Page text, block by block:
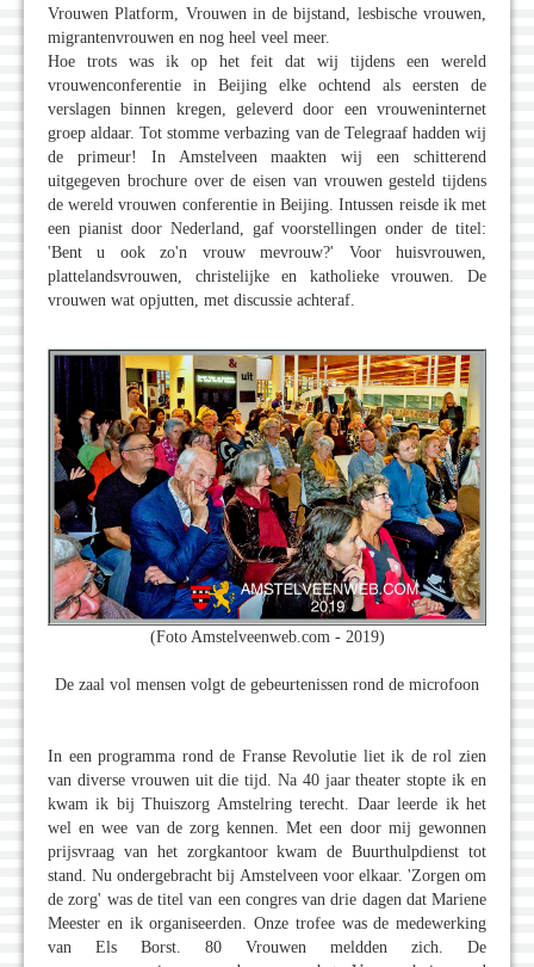
Vrouwen Platform, Vrouwen in de bijstand, lesbische vrouwen,
migrantenvrouwen en nog heel veel meer.
Hoe trots was ik op het feit dat wij tijdens een wereld
vrouwenconferentie in Beijing elke ochtend als eersten de
verslagen binnen kregen, geleverd door een vrouweninternet
groep aldaar. Tot stomme verbazing van de Telegraaf hadden wij
de primeur! In Amstelveen maakten wij een schitterend
uitgegeven brochure over de eisen van vrouwen gesteld tijdens
de wereld vrouwen conferentie in Beijing. Intussen reisde ik met
een pianist door Nederland, gaf voorstellingen onder de titel:
'Bent u ook zo'n vrouw mevrouw?' Voor huisvrouwen,
plattelandsvrouwen, christelijke en katholieke vrouwen. De
vrouwen wat opjutten, met discussie achteraf.
(Foto Amstelveenweb.com - 2019)
De zaal vol mensen volgt de gebeurtenissen rond de microfoon
In een programma rond de Franse Revolutie liet ik de rol zien
van diverse vrouwen uit die tijd. Na 40 jaar theater stopte ik en
kwam ik bij Thuiszorg Amstelring terecht. Daar leerde ik het
wel en wee van de zorg kennen. Met een door mij gewonnen
prijsvraag van het zorgkantoor kwam de Buurthulpdienst tot
stand. Nu ondergebracht bij Amstelveen voor elkaar. 'Zorgen om
de zorg' was de titel van een congres van drie dagen dat Mariene
Meester en ik organiseerden. Onze trofee was de medewerking
van Els Borst. 80 Vrouwen meldden zich. De